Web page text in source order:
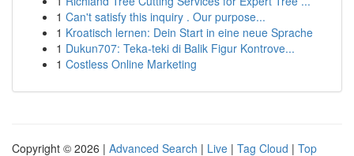
1 Can't satisfy this inquiry . Our purpose...
1 Kroatisch lernen: Dein Start in eine neue Sprache
1 Dukun707: Teka-teki di Balik Figur Kontrove...
1 Costless Online Marketing
Copyright © 2026 | Advanced Search | Live | Tag Cloud | Top